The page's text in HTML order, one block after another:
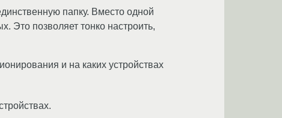
папку. Вместо одной
Это позволяет тонко настроить,
и на каких устройствах